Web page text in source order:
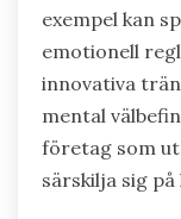
känslor
Hur kan
utlösare
Förståelse för